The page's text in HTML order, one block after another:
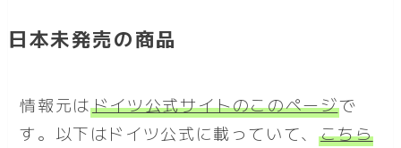
日本未発売の商品
情報元はドイツ公式サイトのこのページで
す。以下はドイツ公式に載っていて、 こちら